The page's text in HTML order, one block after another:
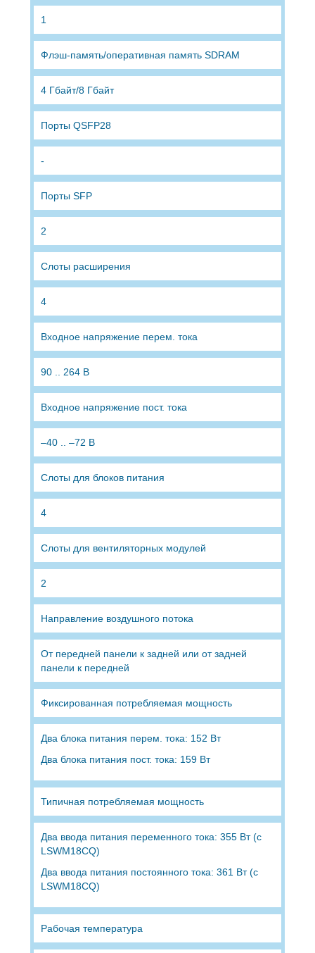
1
Флэш-память/оперативная память SDRAM
4 Гбайт/8 Гбайт
Порты QSFP28
-
Порты SFP
2
Слоты расширения
4
Входное напряжение перем. тока
90 .. 264 В
Входное напряжение пост. тока
–40 .. –72 В
Слоты для блоков питания
4
Слоты для вентиляторных модулей
2
Направление воздушного потока
От передней панели к задней или от задней
панели к передней
Фиксированная потребляемая мощность
Два блока питания перем. тока: 152 Вт
Два блока питания пост. тока: 159 Вт
Типичная потребляемая мощность
Два ввода питания переменного тока: 355 Вт (с
LSWM18CQ)
Два ввода питания постоянного тока: 361 Вт (с
LSWM18CQ)
Рабочая температура